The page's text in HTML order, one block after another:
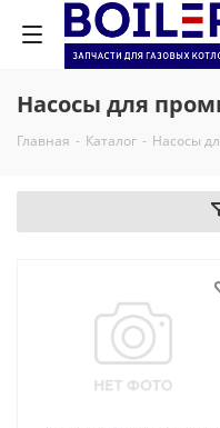
Насосы для
Главная - Каталог - Насосы